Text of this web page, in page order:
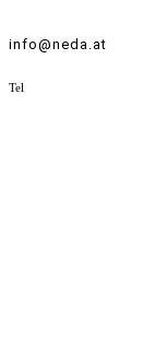
info@neda.at
Tel